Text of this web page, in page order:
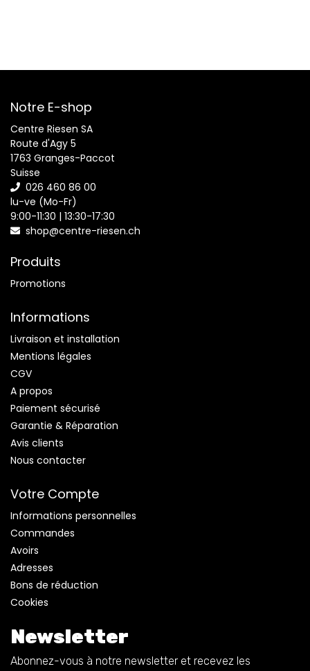
Notre E-shop
Centre Riesen SA
Route d'Agy 5
1763 Granges-Paccot
Suisse
026 460 86 00
lu-ve (Mo-Fr)
9:00-11:30 | 13:30-17:30
shop@centre-riesen.ch
Produits
Promotions
Informations
Livraison et installation
Mentions légales
CGV
A propos
Paiement sécurisé
Garantie & Réparation
Avis clients
Nous contacter
Votre Compte
Informations personnelles
Commandes
Avoirs
Adresses
Bons de réduction
Cookies
Newsletter
Abonnez-vous à notre newsletter et recevez les